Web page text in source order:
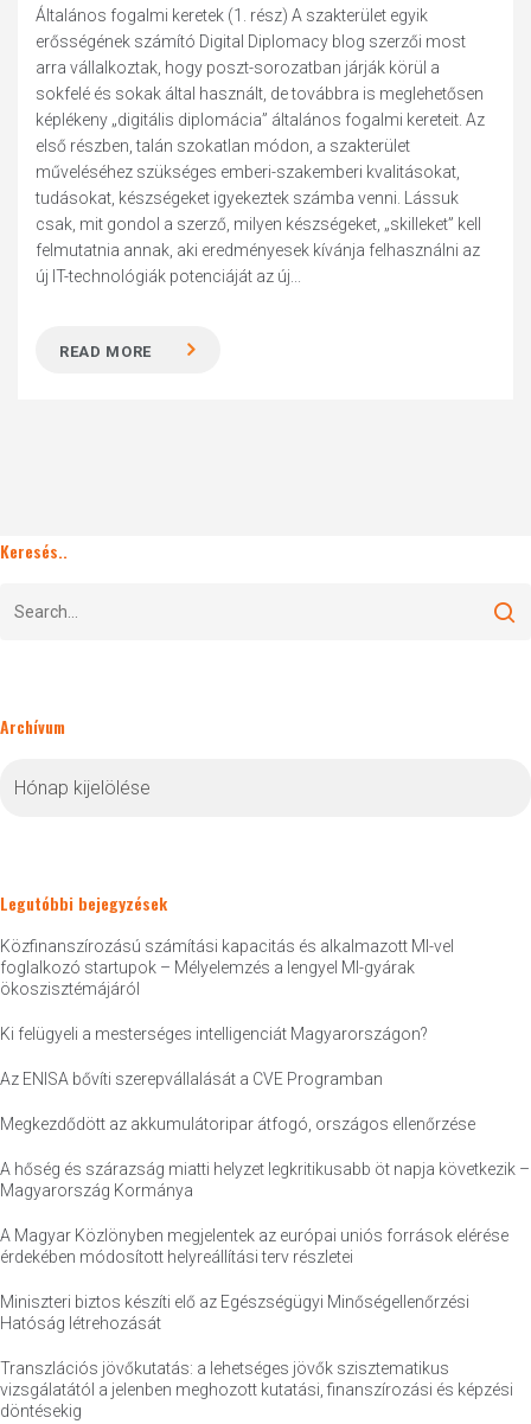
Általános fogalmi keretek (1. rész) A szakterület egyik
erősségének számító Digital Diplomacy blog szerzői most
arra vállalkoztak, hogy poszt-sorozatban járják körül a
sokfelé és sokak által használt, de továbbra is meglehetősen
képlékeny „digitális diplomácia” általános fogalmi kereteit. Az
első részben, talán szokatlan módon, a szakterület
műveléséhez szükséges emberi-szakemberi kvalitásokat,
tudásokat, készségeket igyekeztek számba venni. Lássuk
csak, mit gondol a szerző, milyen készségeket, „skilleket” kell
felmutatnia annak, aki eredményesek kívánja felhasználni az
új IT-technológiák potenciáját az új...
READ MORE
Keresés..
Archívum
Legutóbbi bejegyzések
Közfinanszírozású számítási kapacitás és alkalmazott MI-vel
foglalkozó startupok – Mélyelemzés a lengyel MI-gyárak
ökoszisztémájáról
Ki felügyeli a mesterséges intelligenciát Magyarországon?
Az ENISA bővíti szerepvállalását a CVE Programban
Megkezdődött az akkumulátoripar átfogó, országos ellenőrzése
A hőség és szárazság miatti helyzet legkritikusabb öt napja következik –
Magyarország Kormánya
A Magyar Közlönyben megjelentek az európai uniós források elérése
érdekében módosított helyreállítási terv részletei
Miniszteri biztos készíti elő az Egészségügyi Minőségellenőrzési
Hatóság létrehozását
Transzlációs jövőkutatás: a lehetséges jövők szisztematikus
vizsgálatától a jelenben meghozott kutatási, finanszírozási és képzési
döntésekig